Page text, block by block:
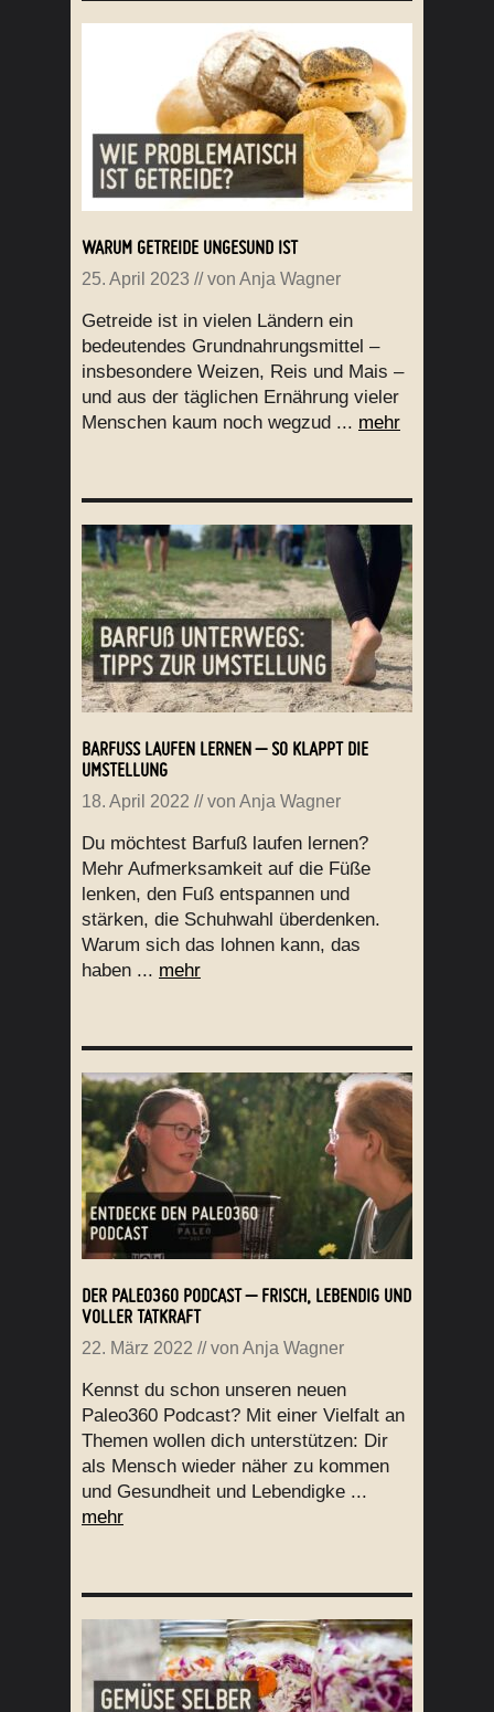
WARUM GETREIDE UNGESUND IST
25. April 2023 // von Anja Wagner
Getreide ist in vielen Ländern ein
bedeutendes Grundnahrungsmittel –
insbesondere Weizen, Reis und Mais –
und aus der täglichen Ernährung vieler
Menschen kaum noch wegzud ... mehr
BARFUSS LAUFEN LERNEN – SO KLAPPT DIE U
MSTELLUNG
18. April 2022 // von Anja Wagner
Du möchtest Barfuß laufen lernen?
Mehr Aufmerksamkeit auf die Füße
lenken, den Fuß entspannen und
stärken, die Schuhwahl überdenken.
Warum sich das lohnen kann, das
haben ... mehr
DER PALEO360 PODCAST – FRISCH, LEBENDIG UND
VOLLER TATKRAFT
22. März 2022 // von Anja Wagner
Kennst du schon unseren neuen
Paleo360 Podcast? Mit einer Vielfalt an
Themen wollen dich unterstützen: Dir
als Mensch wieder näher zu kommen
und Gesundheit und Lebendigke ...
mehr